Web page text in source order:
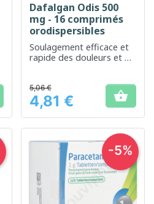
Dafalgan Odis 500
mg - 16 comprimés
orodispersibles
Soulagement efficace et
rapide des douleurs et de
Prix
5,06 €
4,81 € 
-5%